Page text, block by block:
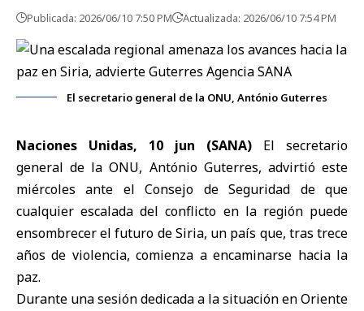
Publicada: 2026/06/10 7:50 PM Actualizada: 2026/06/10 7:54 PM
El secretario general de la ONU, António Guterres
Naciones Unidas, 10 jun (SANA) El secretario
general de la ONU, António Guterres, advirtió este
miércoles ante el Consejo de Seguridad de que
cualquier escalada del conflicto en la región puede
ensombrecer el futuro de Siria, un país que, tras trece
años de violencia, comienza a encaminarse hacia la
paz.
Durante una sesión dedicada a la situación en Oriente